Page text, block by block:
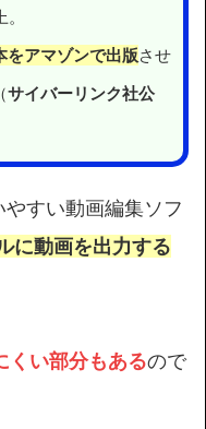
をアマゾンで出版させ
サイバーリンク社公
すい動画編集ソフ
に動画を出力する
くい部分もあるので